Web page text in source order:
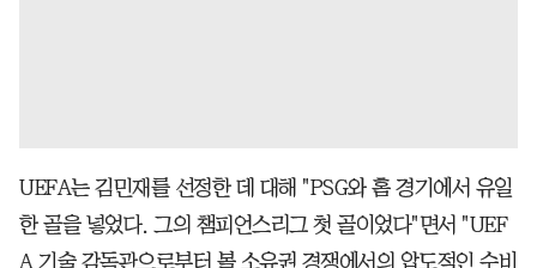
UEFA는 김민재를 선정한 데 대해 "PSG와 홈 경기에서 유일
한 골을 넣었다. 그의 챔피언스리그 첫 골이었다"면서 "UEF
A 기술 감독관으로부터 볼 소유권 경쟁에서의 압도적인 수비